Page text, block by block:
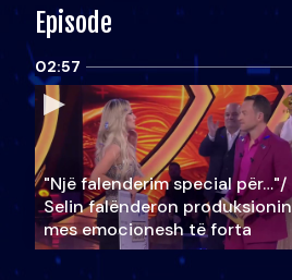
Episode
02:57
"Një falenderim special për…"/
Selin falënderon produksionin
mes emocionesh të forta